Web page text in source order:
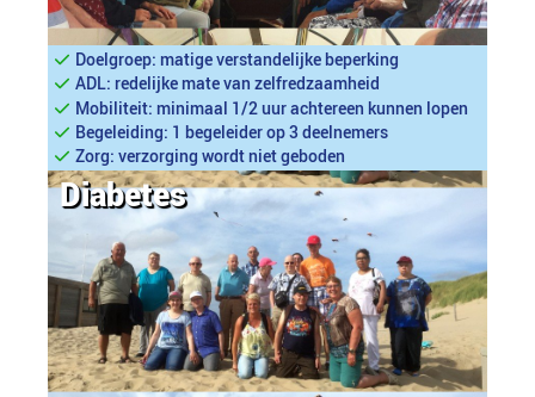
Doelgroep: matige verstandelijke beperking
ADL: redelijke mate van zelfredzaamheid
Mobiliteit: minimaal 1/2 uur achtereen kunnen lopen
Begeleiding: 1 begeleider op 3 deelnemers
Zorg: verzorging wordt niet geboden
Diabetes